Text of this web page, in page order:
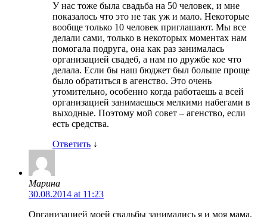
У нас тоже была свадьба на 50 человек, и мне
показалось что это не так уж и мало. Некоторые
вообще только 10 человек приглашают. Мы все
делали сами, только в некоторых моментах нам
помогала подруга, она как раз занималась
организацией свадеб, а нам по дружбе кое что
делала. Если бы наш бюджет был больше проще
было обратиться в агенство. Это очень
утомительно, особенно когда работаешь а всей
организацией занимаешься мелкими набегами в
выходные. Поэтому мой совет – агенство, если
есть средства.
Ответить ↓
Марина
30.08.2014 at 11:23
Организацией моей свадьбы занимались я и моя мама.